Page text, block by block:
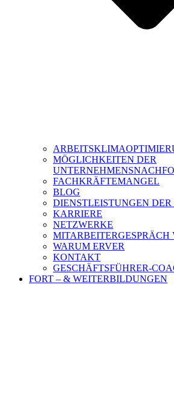
MÖGLICHKEITEN DER
FACHKRÄFTEMANGEL
BLOG
DIENSTLEISTUNGEN DER
KARRIERE
NETZWERKE
MITARBEITERGESPRÄCH
WARUM ERVER
KONTAKT
GESCHÄFTSFÜHRER-
FORT – & WEITERBILDUNGEN